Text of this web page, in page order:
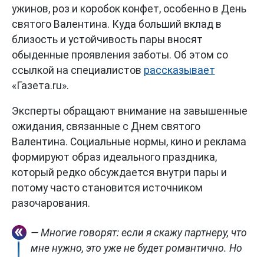
ужинов, роз и коробок конфет, особенно в День
святого Валентина. Куда больший вклад в
близость и устойчивость пары вносят
обыденные проявления заботы. Об этом со
ссылкой на специалистов рассказывает
«Газета.ru».
Эксперты обращают внимание на завышенные
ожидания, связанные с Днем святого
Валентина. Социальные нормы, кино и реклама
формируют образ идеального праздника,
который редко обсуждается внутри пары и
потому часто становится источником
разочарования.
— Многие говорят: если я скажу партнеру, что
мне нужно, это уже не будет романтично. Но